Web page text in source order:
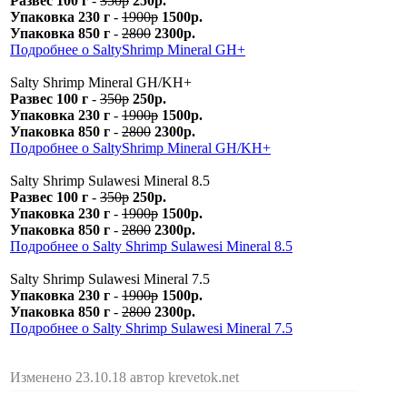
Упаковка 230 г - 1900р 1500р.
Упаковка 850 г - 2800 2300р.
Подробнее о SaltyShrimp Mineral GH+
Salty Shrimp Mineral GH/KH+
Развес 100 г - 350р 250р.
Упаковка 230 г - 1900р 1500р.
Упаковка 850 г - 2800 2300р.
Подробнее о SaltyShrimp Mineral GH/KH+
Salty Shrimp Sulawesi Mineral 8.5
Развес 100 г - 350р 250р.
Упаковка 230 г - 1900р 1500р.
Упаковка 850 г - 2800 2300р.
Подробнее о Salty Shrimp Sulawesi Mineral 8.5
Salty Shrimp Sulawesi Mineral 7.5
Упаковка 230 г - 1900р 1500р.
Упаковка 850 г - 2800 2300р.
Подробнее о Salty Shrimp Sulawesi Mineral 7.5
Изменено 23.10.18 автор krevetok.net